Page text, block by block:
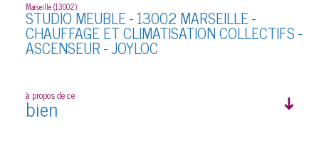
Marseille (13002)
STUDIO MEUBLE - 13002 MARSEILLE -
CHAUFFAGE ET CLIMATISATION COLLECTIFS -
ASCENSEUR - JOYLOC
à propos de ce
bien